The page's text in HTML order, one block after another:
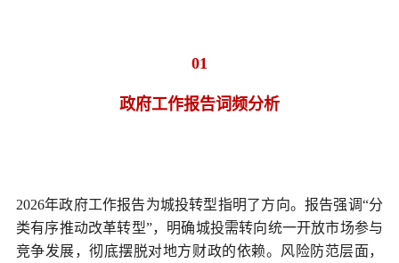
01
政府工作报告词频分析
2026年政府工作报告为城投转型指明了方向。报告强调“分
类有序推动改革转型”，明确城投需转向统一开放市场参与
竞争发展，彻底摆脱对地方财政的依赖。风险防范层面，